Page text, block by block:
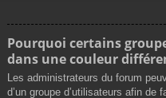
Pourquoi certains
dans une couleur
Les administrateurs du forum
d’un groupe d’utilisateurs afin de